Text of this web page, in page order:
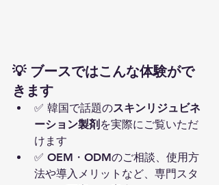
💡 ブースではこんな体験がで
きます
✅ 韓国で話題のスキンリジュビネ
ーション製剤 を実際にご覧いただ
けます
✅ OEM・ODMのご相談、使用方
法や導入メリットなど、専門スタ